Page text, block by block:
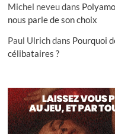
Michel neveudans
nous parle de son choix
Paul Ulrichdans Pourquoi
célibataires ?